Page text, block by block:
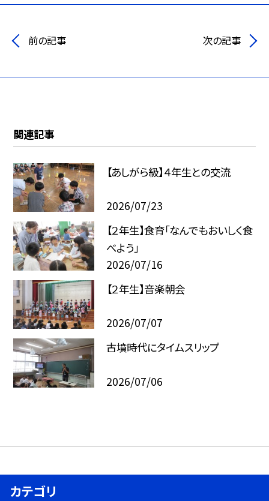
前の記事 次の記事
関連記事
【あしがら級】４年生との交流
2026/07/23
【２年生】食育「なんでもおいしく食
べよう」
2026/07/16
【２年生】音楽朝会
2026/07/07
古墳時代にタイムスリップ
2026/07/06
カテゴリ